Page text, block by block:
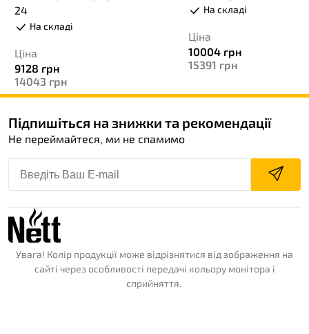
24
На складі
Ціна
9128 грн
14043 грн
На складі
Ціна
10004 грн
15391 грн
Підпишіться на знижки та рекомендації
Не переймайтеся, ми не спамимо
Увага! Колір продукції може відрізнятися від зображення на
сайті через особливості передачі кольору монітора і
сприйняття.